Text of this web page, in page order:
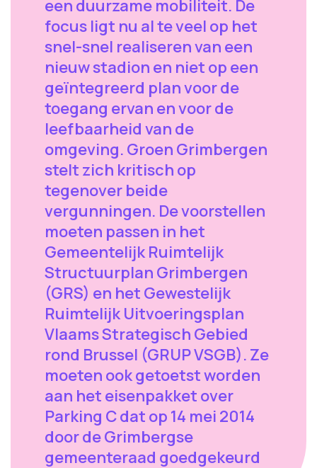
een duurzame mobiliteit. De
focus ligt nu al te veel op het
snel-snel realiseren van een
nieuw stadion en niet op een
geïntegreerd plan voor de
toegang ervan en voor de
leefbaarheid van de
omgeving. Groen Grimbergen
stelt zich kritisch op
tegenover beide
vergunningen. De voorstellen
moeten passen in het
Gemeentelijk Ruimtelijk
Structuurplan Grimbergen
(GRS) en het Gewestelijk
Ruimtelijk Uitvoeringsplan
Vlaams Strategisch Gebied
rond Brussel (GRUP VSGB). Ze
moeten ook getoetst worden
aan het eisenpakket over
Parking C dat op 14 mei 2014
door de Grimbergse
gemeenteraad goedgekeurd